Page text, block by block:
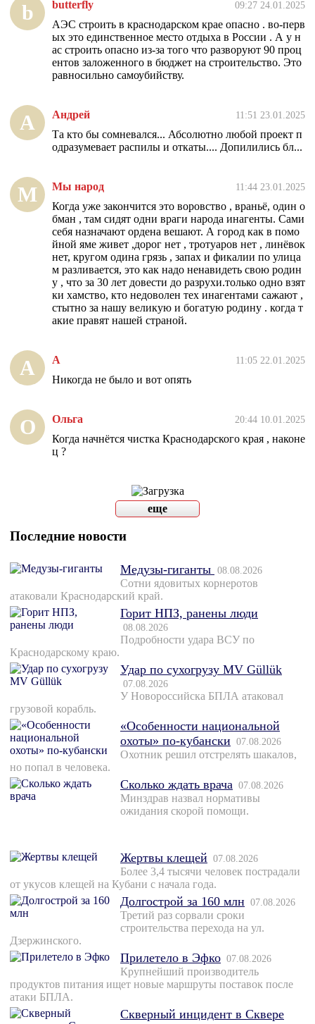
b butterfly 09:27 24.01.2025
АЭС строить в краснодарском крае опасно . во-перв
ых это единственное место отдыха в России . А у н
ас строить опасно из-за того что разворуют 90 проц
ентов заложенного в бюджет на строительство. Это
равносильно самоубийству.
А Андрей 11:51 23.01.2025
Та кто бы сомневался... Абсолютно любой проект п
одразумевает распилы и откаты.... Допилились бл...
М Мы народ 11:44 23.01.2025
Когда уже закончится это воровство , враньё, один о
бман , там сидят одни враги народа инагенты. Сами
себя назначают ордена вешают. А город как в помо
йной яме живет ,дорог нет , тротуаров нет , линёвок
нет, кругом одина грязь , запах и фикалии по улица
м разливается, это как надо ненавидеть свою родин
у , что за 30 лет довести до разрухи.только одно взят
ки хамство, кто недоволен тех инагентами сажают ,
стытно за нашу великую и богатую родину . когда т
акие правят нашей страной.
А А 11:05 22.01.2025
Никогда не было и вот опять
О Ольга 20:44 10.01.2025
Когда начнётся чистка Краснодарского края , наконе
ц ?
еще
Последние новости
Медузы-гиганты 08.08.2026
Сотни ядовитых корнеротов
атаковали Краснодарский край.
Горит НПЗ, ранены люди
08.08.2026
Подробности удара ВСУ по
Краснодарскому краю.
Удар по сухогрузу MV Güllük
07.08.2026
У Новороссийска БПЛА атаковал
грузовой корабль.
«Особенности национальной
охоты» по-кубански 07.08.2026
Охотник решил отстрелять шакалов,
но попал в человека.
Сколько ждать врача 07.08.2026
Минздрав назвал нормативы
ожидания скорой помощи.
Жертвы клещей 07.08.2026
Более 3,4 тысячи человек пострадали
от укусов клещей на Кубани с начала года.
Долгострой за 160 млн 07.08.2026
Третий раз сорвали сроки
строительства перехода на ул.
Дзержинского.
Прилетело в Эфко 07.08.2026
Крупнейший производитель
продуктов питания ищет новые маршруты поставок после
атаки БПЛА.
Скверный инцидент в Сквере